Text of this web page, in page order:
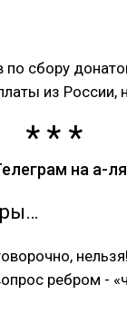
сбору
из России,
на а-
ребром -